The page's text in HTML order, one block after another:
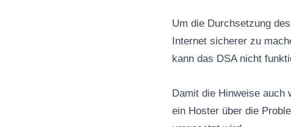
Um die Durchsetzung
Internet sicherer zu
kann das DSA nicht
Damit die Hinweise auch
ein Hoster über die